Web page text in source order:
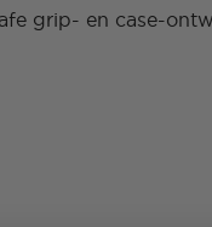
grip- en case-